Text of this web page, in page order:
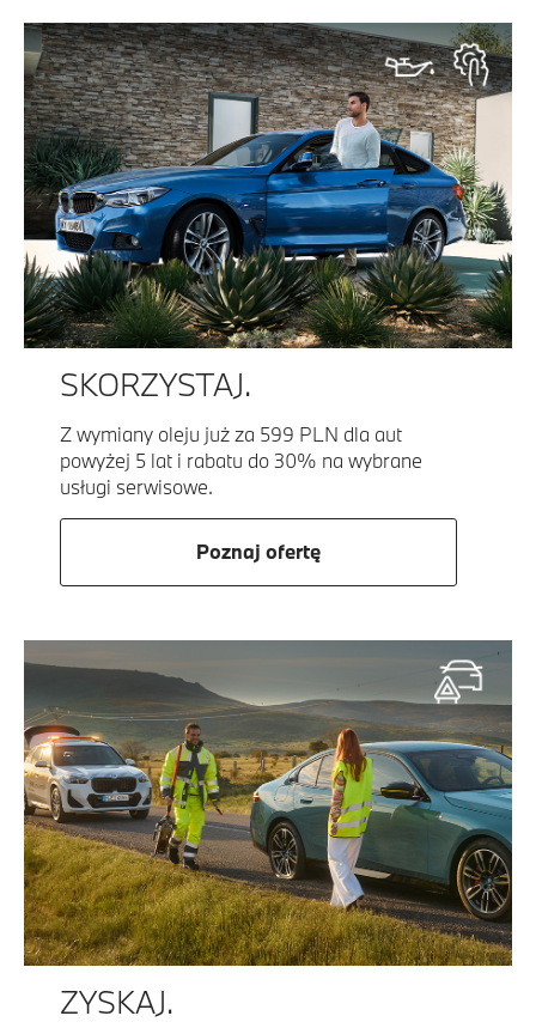
SKORZYSTAJ.
Z wymiany oleju już za 599 PLN dla aut
powyżej 5 lat i rabatu do 30% na wybrane
usługi serwisowe.
Poznaj ofertę
ZYSKAJ.